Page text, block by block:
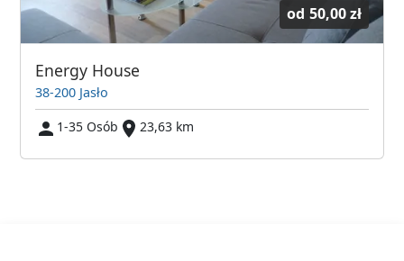
od 50,00 zł
Energy House
38-200 Jasło
1-35 Osób
23,63 km